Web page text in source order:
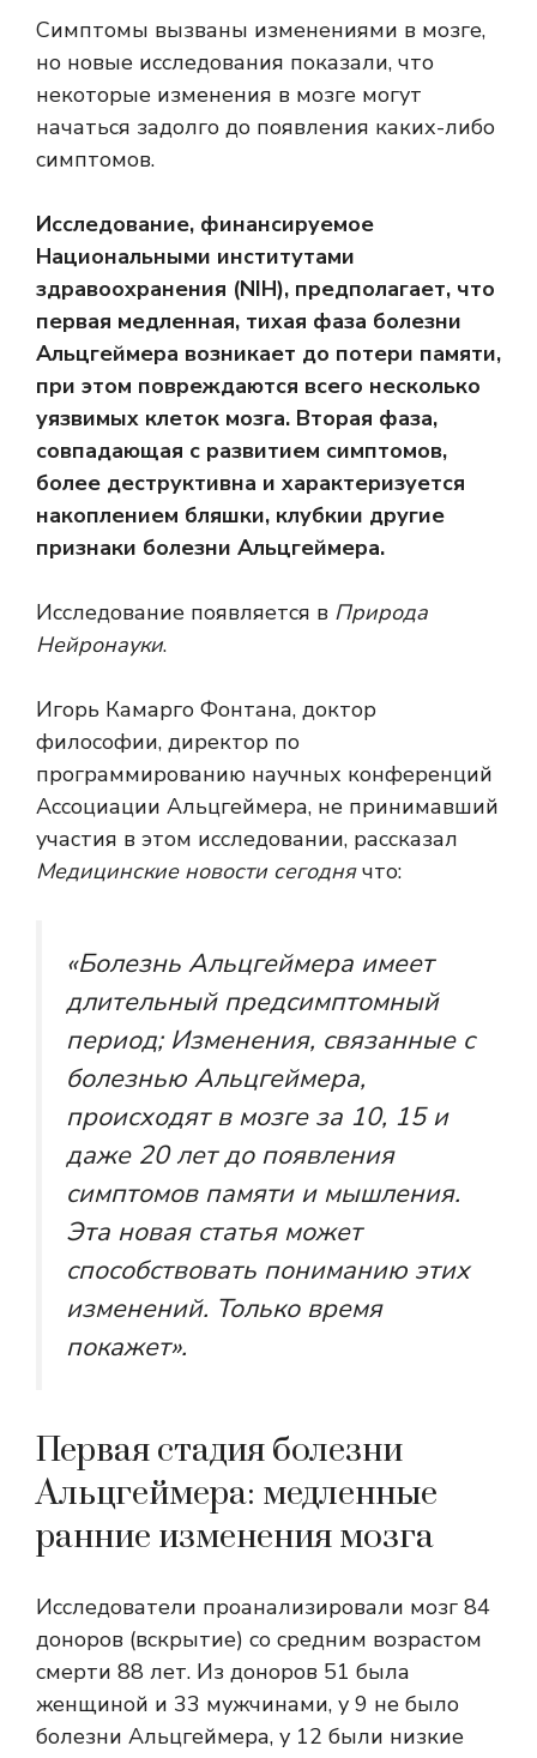
Симптомы вызваны изменениями в мозге,
но новые исследования показали, что
некоторые изменения в мозге могут
начаться задолго до появления каких-либо
симптомов.
Исследование, финансируемое
Национальными институтами
здравоохранения (NIH), предполагает, что
первая медленная, тихая фаза болезни
Альцгеймера возникает до потери памяти,
при этом повреждаются всего несколько
уязвимых клеток мозга. Вторая фаза,
совпадающая с развитием симптомов,
более деструктивна и характеризуется
накоплением бляшки, клубкии другие
признаки болезни Альцгеймера.
Исследование появляется в Природа
Нейронауки.
Игорь Камарго Фонтана, доктор
философии, директор по
программированию научных конференций
Ассоциации Альцгеймера, не принимавший
участия в этом исследовании, рассказал
Медицинские новости сегоднячто:
«Болезнь Альцгеймера имеет
длительный предсимптомный
период; Изменения, связанные с
болезнью Альцгеймера,
происходят в мозге за 10, 15 и
даже 20 лет до появления
симптомов памяти и мышления.
Эта новая статья может
способствовать пониманию этих
изменений. Только время
покажет».
Первая стадия болезни
Альцгеймера: медленные
ранние изменения мозга
Исследователи проанализировали мозг 84
доноров (вскрытие) со средним возрастом
смерти 88 лет. Из доноров 51 была
женщиной и 33 мужчинами, у 9 не было
болезни Альцгеймера, у 12 были низкие